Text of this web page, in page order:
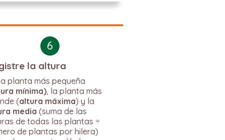
6
la altura
planta más pequeña
mínima), la planta más
(altura máxima) y la
media (suma de las
de todas las plantas ÷
de plantas por hilera)